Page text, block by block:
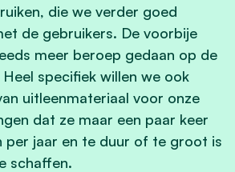
die we verder goed
de gebruikers. De voorbije
meer beroep gedaan op de
specifiek willen we ook
uitleenmateriaal voor onze
dat ze maar een paar keer
per jaar en te duur of te groot is
schaffen.